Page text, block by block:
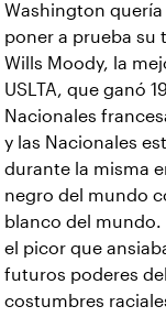
Washington
poner a prueba su
Wills Moody, la
USLTA, que ganó
Nacionales
y las Nacionales
durante la misma
negro del mundo
blanco del mundo.
el picor que
futuros poderes
costumbres